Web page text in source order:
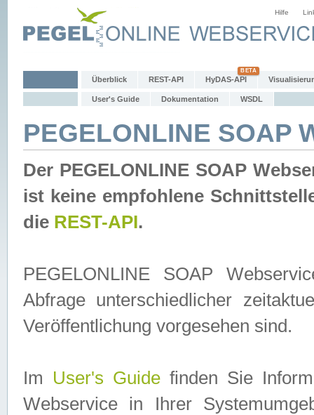
Hilfe
Überblick REST-API HyDAS-API
User's Guide Dokumentation WSDL
PEGELONLINE SOAP
Der PEGELONLINE SOAP
ist keine empfohlene
die REST-API.
PEGELONLINE SOAP
Abfrage unterschiedlicher
Veröffentlichung vorgesehen sind.
Im User's Guidefinden Sie
Webservice in Ihrer